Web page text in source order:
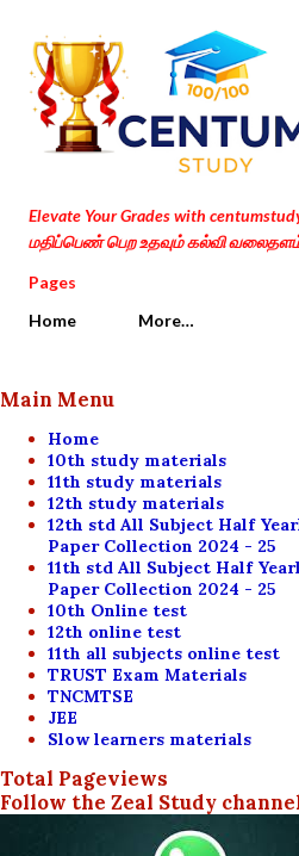
Skip to main
Elevate Your Grades with
மதிப்பெண் பெற உதவும் கல்வி
Pages
Home
More…
Main Menu
Home
10th study materials
11th study materials
12th study materials
12th std All Subject Half
Paper Collection 2024 - 25
11th std All Subject Half
Paper Collection 2024 - 25
10th Online test
12th online test
11th all subjects online test
TRUST Exam Materials
TNCMTSE
JEE
Slow learners materials
Total Pageviews
Follow the Zeal Study